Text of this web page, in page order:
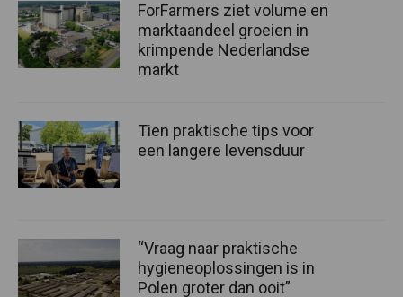
ForFarmers ziet volume en
marktaandeel groeien in
krimpende Nederlandse
markt
Tien praktische tips voor
een langere levensduur
“Vraag naar praktische
hygieneoplossingen is in
Polen groter dan ooit”